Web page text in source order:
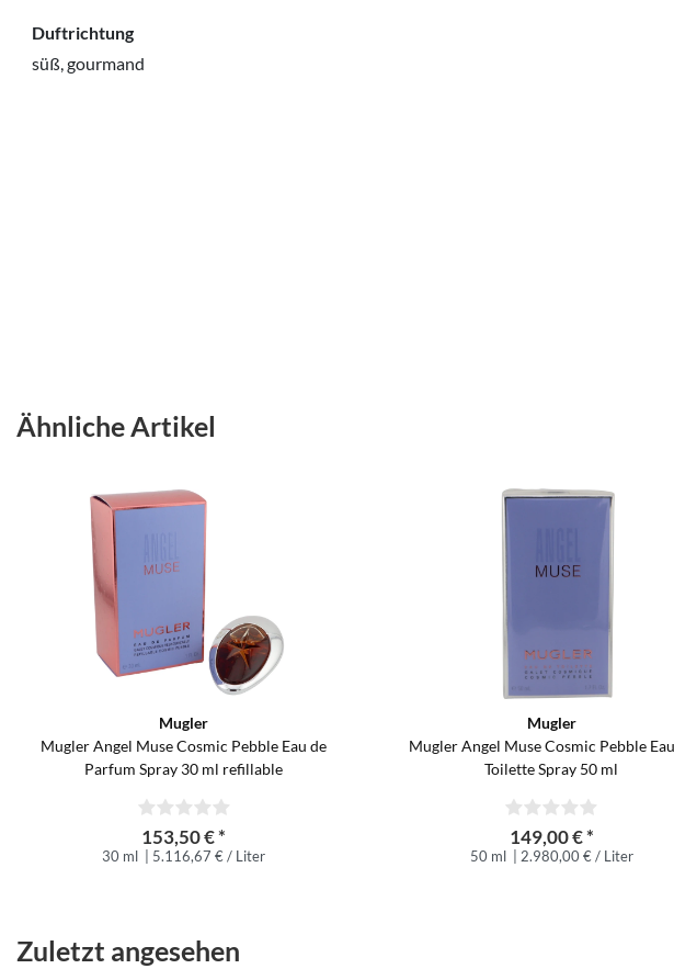
Duftrichtung
süß, gourmand
Ähnliche Artikel
Mugler
Mugler Angel Muse Cosmic Pebble Eau de
Parfum Spray 30 ml refillable
153,50 € *
30 ml | 5.116,67 € / Liter
Mugler
Mugler Angel Muse Cosmic Pebble
Toilette Spray 50 ml
149,00 € *
50 ml | 2.980,00 € / Liter
Zuletzt angesehen